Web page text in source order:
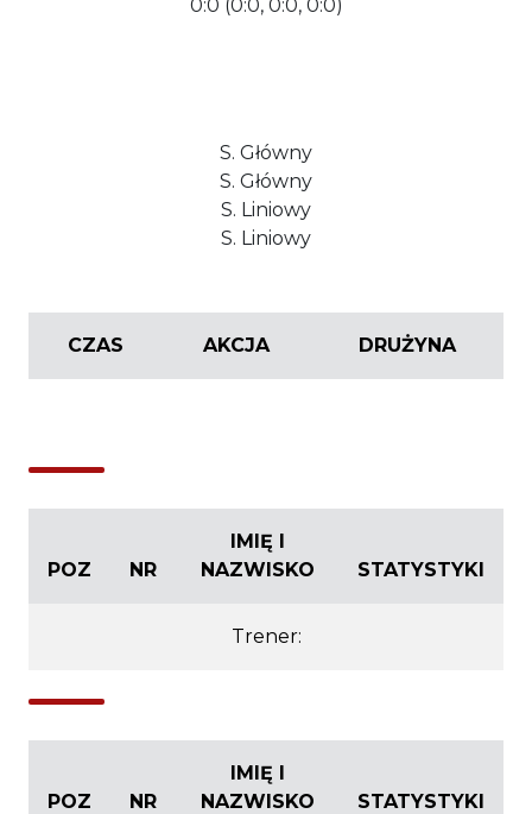
0:0 (0:0, 0:0, 0:0)
S. Główny
S. Główny
S. Liniowy
S. Liniowy
CZAS AKCJA DRUŻYNA
POZ NR
IMIĘ I
NAZWISKO
STATYSTYKI
Trener:
POZ NR
IMIĘ I
NAZWISKO
STATYSTYKI